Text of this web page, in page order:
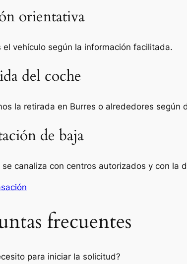
orientativa
el vehículo según la información facilitada.
del coche
la retirada en Burres o alrededores según
de baja
se canaliza con centros autorizados y con la
frecuentes
para iniciar la solicitud?